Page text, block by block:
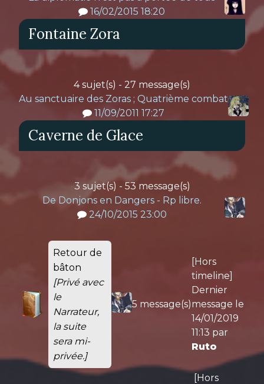
16/02/2015 18:20
Fontaine Zora
4 sujet(s) - 27 message(s)
Au sanctuaire des Zoras ; Quatrième combat
11/09/2011 17:27
Caverne de Glace
3 sujet(s) - 53 message(s)
De Donjons en Dangers - Rp libre.
24/10/2015 23:00
Retour de
bâton
[Privé avec
le
Narrateur,
la suite
sera mi-
privée.]
5 message(s)
[Hors
timeline]
Dernier
message le
14/01/2019
11:13 par
Ruto
[Hors